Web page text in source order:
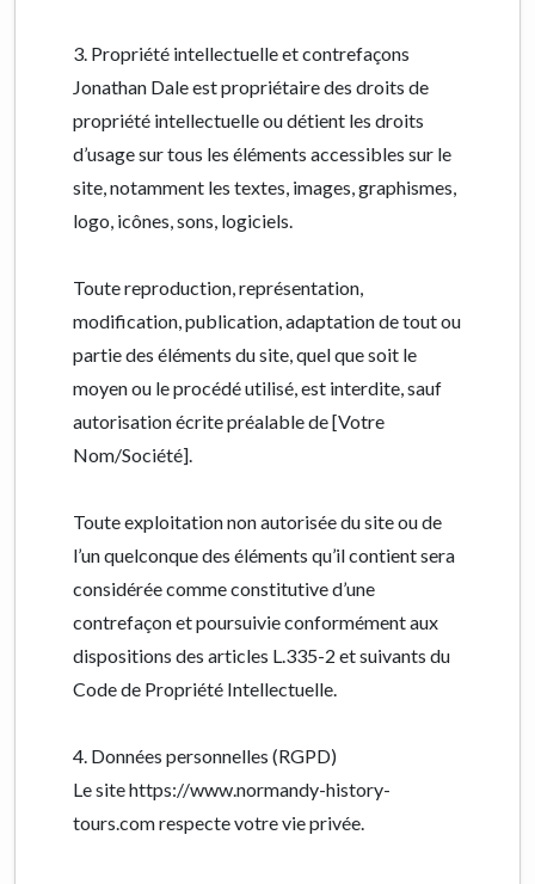
3. Propriété intellectuelle et contrefaçons
Jonathan Dale est propriétaire des droits de
propriété intellectuelle ou détient les droits
d’usage sur tous les éléments accessibles sur le
site, notamment les textes, images, graphismes,
logo, icônes, sons, logiciels.
Toute reproduction, représentation,
modification, publication, adaptation de tout ou
partie des éléments du site, quel que soit le
moyen ou le procédé utilisé, est interdite, sauf
autorisation écrite préalable de [Votre
Nom/Société].
Toute exploitation non autorisée du site ou de
l’un quelconque des éléments qu’il contient sera
considérée comme constitutive d’une
contrefaçon et poursuivie conformément aux
dispositions des articles L.335-2 et suivants du
Code de Propriété Intellectuelle.
4. Données personnelles (RGPD)
Le site https://www.normandy-history-
tours.com respecte votre vie privée.